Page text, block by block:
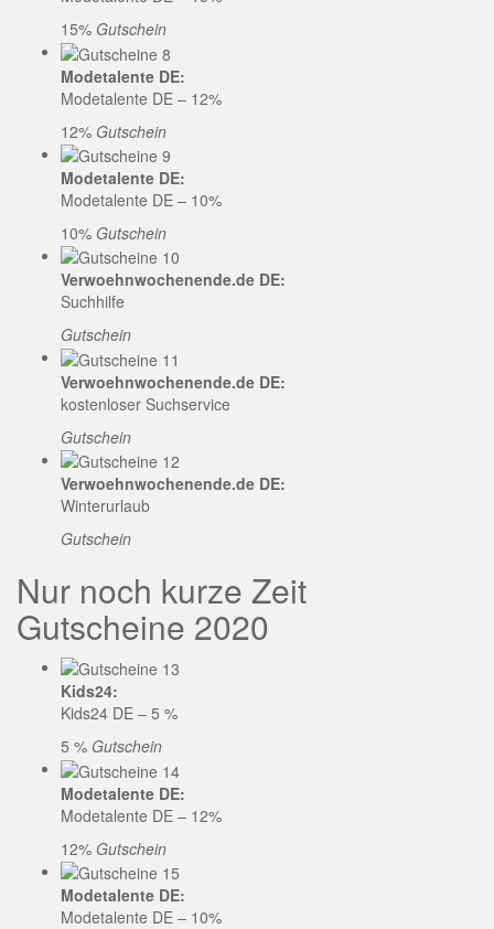
15% Gutschein
Modetalente DE:
Modetalente DE – 12%
12% Gutschein
Modetalente DE:
Modetalente DE – 10%
10% Gutschein
Verwoehnwochenende.de DE:
Suchhilfe
Gutschein
Verwoehnwochenende.de DE:
kostenloser Suchservice
Gutschein
Verwoehnwochenende.de DE:
Winterurlaub
Gutschein
Nur noch kurze Zeit
Gutscheine 2020
Kids24:
Kids24 DE – 5 %
5 % Gutschein
Modetalente DE:
Modetalente DE – 12%
12% Gutschein
Modetalente DE:
Modetalente DE – 10%